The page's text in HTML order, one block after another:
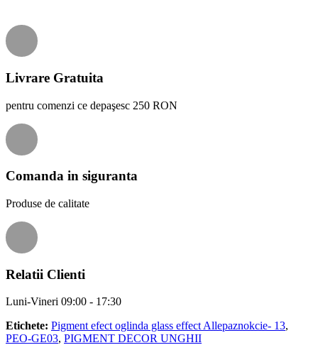
Livrare Gratuita
pentru comenzi ce depaşesc 250 RON
Comanda in siguranta
Produse de calitate
Relatii Clienti
Luni-Vineri 09:00 - 17:30
Etichete: Pigment efect oglinda glass effect Allepaznokcie- 13,
PEO-GE03, PIGMENT DECOR UNGHII